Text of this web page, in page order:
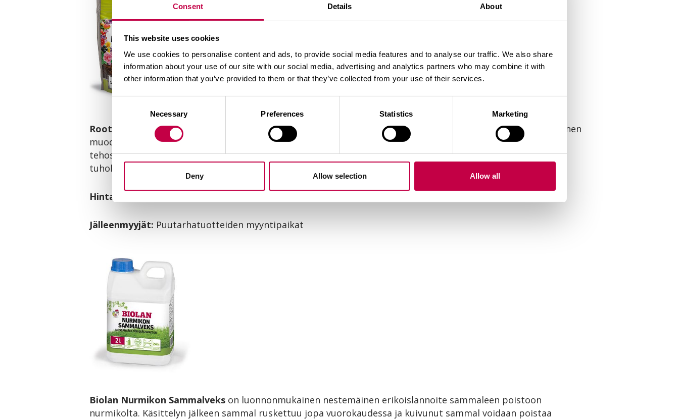
Consent Details About
This website uses cookies
We use cookies to personalise content and ads, to provide social media features and to analyse our traffic. We also share
information about your use of our site with our social media, advertising and analytics partners who may combine it with
other information that you’ve provided to them or that they’ve collected from your use of their services.
Necessary Preferences Statistics Marketing
Deny Allow selection Allow all
RootgrowTM -mykorritsa
on mykorritsaseos puutarha- ja huonekasveille. Mykorritsa on kasvin juuren ja sienen
muodostama symbioosi, jonka ansioista kasvin juuristopinta-ala kasvaa ja sekä veden että ravinteiden saanti
tehostuu. Mykorritsa tekee kasvista kestävämmän erilaisia stressitilanteita, esimerkiksi kuivuutta, tauteja ja
tuholaisia vastaan. Mykorritsa lisätään multaan kasvin istutus- tai kylvövaiheessa.
Hinta:
Jälleenmyyjät: Puutarhatuotteiden myyntipaikat
Biolan Nurmikon Sammalveks on luonnonmukainen nestemäinen erikoislannoite sammaleen poistoon
nurmikolta. Käsittelyn jälkeen sammal ruskettuu jopa vuorokaudessa ja kuivunut sammal voidaan poistaa